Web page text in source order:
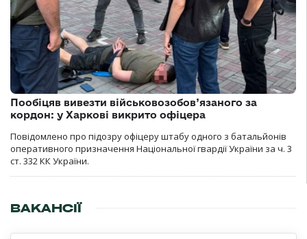
Пообіцяв вивезти військовозобов’язаного за
кордон: у Харкові викрито офіцера
Повідомлено про підозру офіцеру штабу одного з батальйонів
оперативного призначення Національної гвардії України за ч. 3
ст. 332 КК України.
ВАКАНСІЇ